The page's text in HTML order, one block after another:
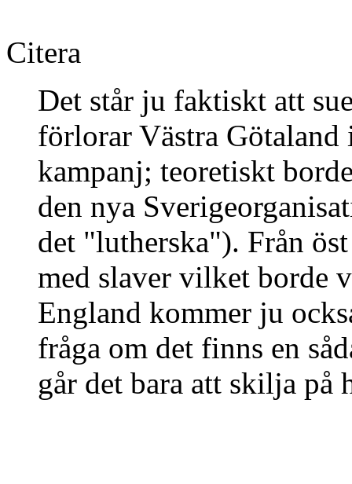
Citera
Det står ju faktiskt att
förlorar Västra
kampanj; teoretiskt
den nya
det "lutherska"). Från
med slaver vilket borde
England kommer ju
fråga om det finns en
går det bara att skilja på